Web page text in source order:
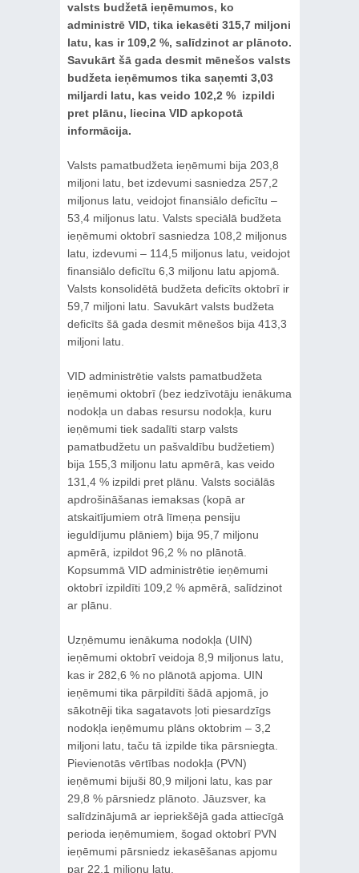
valsts budžetā ieņēmumos, ko
administrē VID, tika iekasēti 315,7 miljoni
latu, kas ir 109,2 %, salīdzinot ar plānoto.
Savukārt šā gada desmit mēnešos valsts
budžeta ieņēmumos tika saņemti 3,03
miljardi latu, kas veido 102,2 % izpildi
pret plānu, liecina VID apkopotā
informācija.
Valsts pamatbudžeta ieņēmumi bija 203,8
miljoni latu, bet izdevumi sasniedza 257,2
miljonus latu, veidojot finansiālo deficītu –
53,4 miljonus latu. Valsts speciālā budžeta
ieņēmumi oktobrī sasniedza 108,2 miljonus
latu, izdevumi – 114,5 miljonus latu, veidojot
finansiālo deficītu 6,3 miljonu latu apjomā.
Valsts konsolidētā budžeta deficīts oktobrī ir
59,7 miljoni latu. Savukārt valsts budžeta
deficīts šā gada desmit mēnešos bija 413,3
miljoni latu.
VID administrētie valsts pamatbudžeta
ieņēmumi oktobrī (bez iedzīvotāju ienākuma
nodokļa un dabas resursu nodokļa, kuru
ieņēmumi tiek sadalīti starp valsts
pamatbudžetu un pašvaldību budžetiem)
bija 155,3 miljonu latu apmērā, kas veido
131,4 % izpildi pret plānu. Valsts sociālās
apdrošināšanas iemaksas (kopā ar
atskaitījumiem otrā līmeņa pensiju
ieguldījumu plāniem) bija 95,7 miljonu
apmērā, izpildot 96,2 % no plānotā.
Kopsummā VID administrētie ieņēmumi
oktobrī izpildīti 109,2 % apmērā, salīdzinot
ar plānu.
Uzņēmumu ienākuma nodokļa (UIN)
ieņēmumi oktobrī veidoja 8,9 miljonus latu,
kas ir 282,6 % no plānotā apjoma. UIN
ieņēmumi tika pārpildīti šādā apjomā, jo
sākotnēji tika sagatavots ļoti piesardzīgs
nodokļa ieņēmumu plāns oktobrim – 3,2
miljoni latu, taču tā izpilde tika pārsniegta.
Pievienotās vērtības nodokļa (PVN)
ieņēmumi bijuši 80,9 miljoni latu, kas par
29,8 % pārsniedz plānoto. Jāuzsver, ka
salīdzinājumā ar iepriekšējā gada attiecīgā
perioda ieņēmumiem, šogad oktobrī PVN
ieņēmumi pārsniedz iekasēšanas apjomu
par 22,1 miljonu latu.